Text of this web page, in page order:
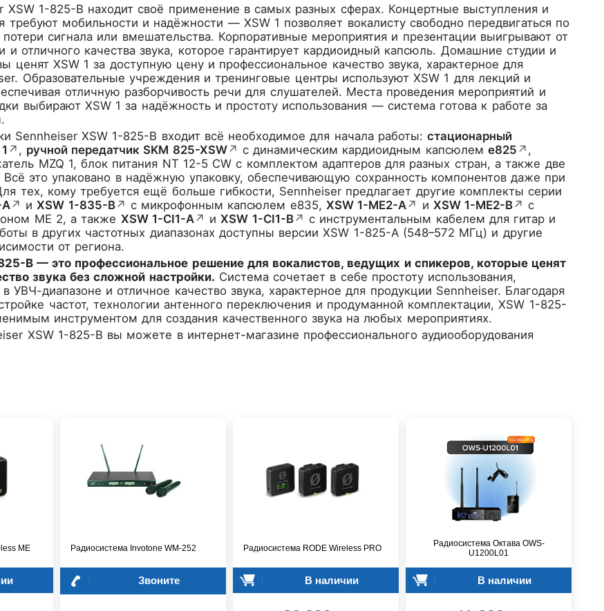
XSW 1-825-B находит своё применение в самых разных сферах. Концертные выступления и
требуют мобильности и надёжности — XSW 1 позволяет вокалисту свободно передвигаться по
сигнала или вмешательства. Корпоративные мероприятия и презентации выигрывают от
и отличного качества звука, которое гарантирует кардиоидный капсюль. Домашние студии и
ценят XSW 1 за доступную цену и профессиональное качество звука, характерное для
Образовательные учреждения и тренинговые центры используют XSW 1 для лекций и
отличную разборчивость речи для слушателей. Места проведения мероприятий и
выбирают XSW 1 за надёжность и простоту использования — система готова к работе за
Sennheiser XSW 1-825-B входит всё необходимое для начала работы:стационарный
↗ , ручной передатчик SKM 825-XSW↗ с динамическим кардиоидным капсюлем e825 ↗ ,
MZQ 1, блок питания NT 12-5 CW с комплектом адаптеров для разных стран, а также две
Всё это упаковано в надёжную упаковку, обеспечивающую сохранность компонентов даже при
тех, кому требуется ещё больше гибкости, Sennheiser предлагает другие комплекты серии
↗ и XSW 1-835-B↗ с микрофонным капсюлем e835, XSW 1-ME2-A↗ и XSW 1-ME2-B↗ с
ME 2, а также XSW 1-CI1-A↗ и XSW 1-CI1-B↗ с инструментальным кабелем для гитар и
в других частотных диапазонах доступны версии XSW 1-825-A (548–572 МГц) и другие
от региона.
B — это профессиональное решение для вокалистов, ведущих и спикеров, которые ценят
звука без сложной настройки. Система сочетает в себе простоту использования,
УВЧ-диапазоне и отличное качество звука, характерное для продукции Sennheiser. Благодаря
частот, технологии антенного переключения и продуманной комплектации, XSW 1-825-
инструментом для создания качественного звука на любых мероприятиях.
XSW 1-825-B вы можете в интернет-магазине профессионального аудиооборудования
ME Радиосистема Invotone WM-252
Звоните
Радиосистема RODE Wireless PRO
В наличии
Радиосистема Октава OWS-
U1200L01
В наличии